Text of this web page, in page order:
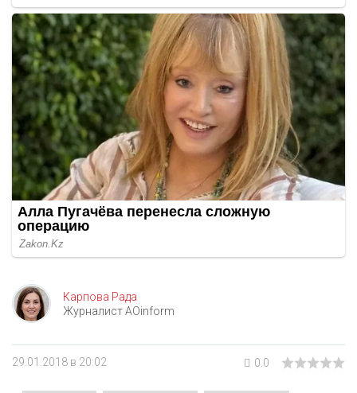
Карпова Рада
Журналист AOinform
29.01.2018 в 20:02 0.0